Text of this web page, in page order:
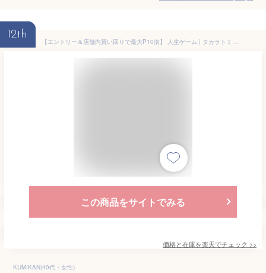
12th
【エントリー＆店舗内買い回りで最大P10倍】 人生ゲーム | タカラトミー おもちゃ 2023年 2023 8代目 ギフト こども 子供 パーティ ゲーム ボード ゲーム 6歳 夏休み
この商品をサイトでみる
価格と在庫を楽天でチェック >>
KUMIKAN(40代・女性)